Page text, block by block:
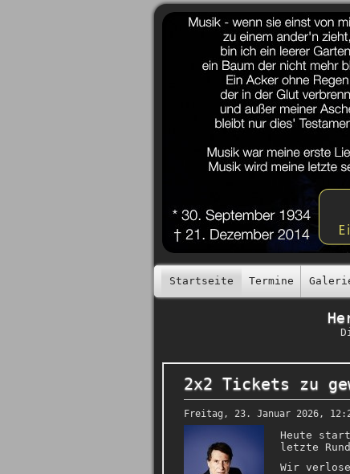
Startseite Termine
2x2 Tickets zu
Freitag, 23. Januar 2026,
Heute
letzte
Wir